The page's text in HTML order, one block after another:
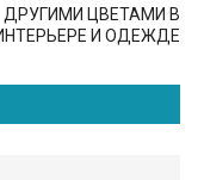
ДРУГИМИ ЦВЕТАМИ В
И ОДЕЖДЕ